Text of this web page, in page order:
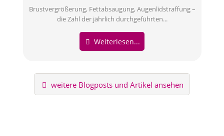
Brustvergrößerung, Fettabsaugung, Augenlidstraffung –
die Zahl der jährlich durchgeführten...
Weiterlesen...
weitere Blogposts und Artikel ansehen